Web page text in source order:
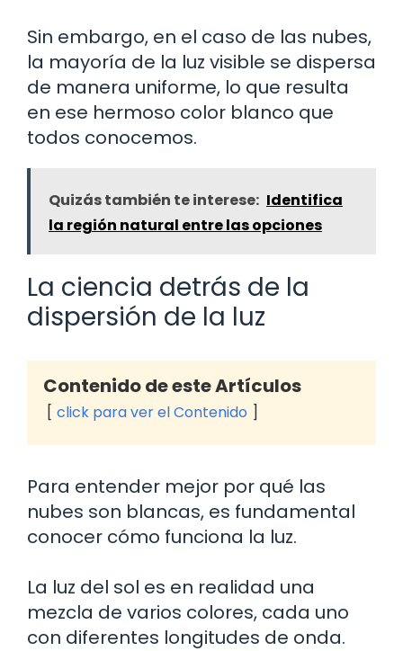
Sin embargo, en el caso de las nubes,
la mayoría de la luz visible se dispersa
de manera uniforme, lo que resulta
en ese hermoso color blanco que
todos conocemos.
Quizás también te interese: Identifica
la región natural entre las opciones
La ciencia detrás de la
dispersión de la luz
Contenido de este Artículos
click para ver el Contenido
Para entender mejor por qué las
nubes son blancas, es fundamental
conocer cómo funciona la luz.
La luz del sol es en realidad una
mezcla de varios colores, cada uno
con diferentes longitudes de onda.